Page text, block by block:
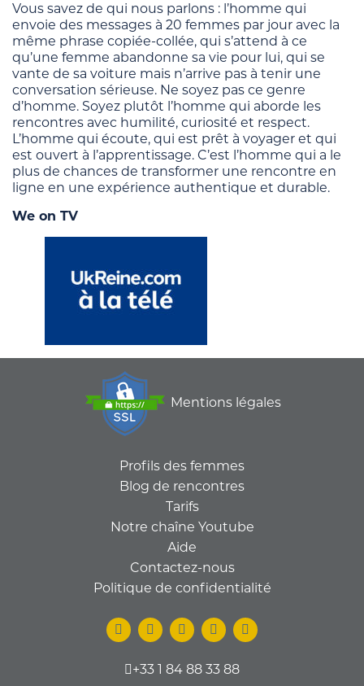
Vous savez de qui nous parlons : l’homme qui
envoie des messages à 20 femmes par jour avec la
même phrase copiée-collée, qui s’attend à ce
qu’une femme abandonne sa vie pour lui, qui se
vante de sa voiture mais n’arrive pas à tenir une
conversation sérieuse. Ne soyez pas ce genre
d’homme. Soyez plutôt l’homme qui aborde les
rencontres avec humilité, curiosité et respect.
L’homme qui écoute, qui est prêt à voyager et qui
est ouvert à l’apprentissage. C’est l’homme qui a le
plus de chances de transformer une rencontre en
ligne en une expérience authentique et durable.
We on TV
Mentions légales
Profils des femmes
Blog de rencontres
Tarifs
Notre chaîne Youtube
Aide
Contactez-nous
Politique de confidentialité
+33 1 84 88 33 88